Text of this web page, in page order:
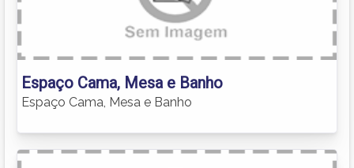
Espaço Cama, Mesa e Banho
Espaço Cama, Mesa e Banho